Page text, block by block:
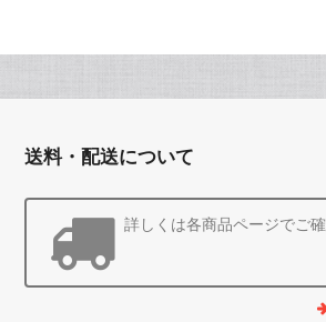
送料・配送について
詳しくは各商品ページでご確